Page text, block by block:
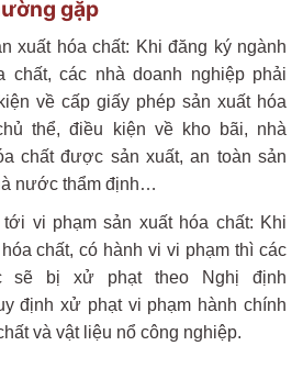
gặp
xuất hóa chất: Khi đăng ký ngành
chất, các nhà doanh nghiệp phải
về cấp giấy phép sản xuất hóa
thể, điều kiện về kho bãi, nhà
chất được sản xuất, an toàn sản
nước thẩm định…
vi phạm sản xuất hóa chất: Khi
chất, có hành vi vi phạm thì các
sẽ bị xử phạt theo Nghị định
định xử phạt vi phạm hành chính
và vật liệu nổ công nghiệp.